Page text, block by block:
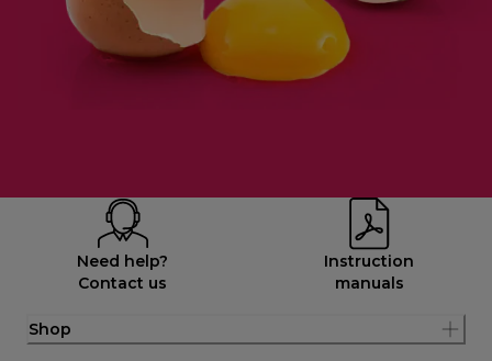
Need help?
Contact us
Instruction
manuals
Shop